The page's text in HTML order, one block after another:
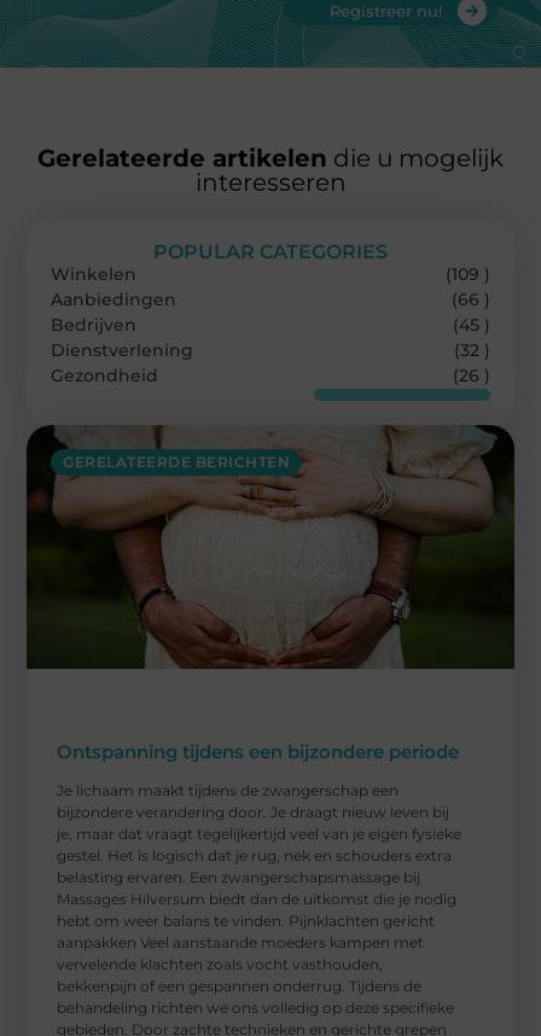
Registreer nu!
Gerelateerde artikelen die u mogelijk
interesseren
GERELATEERDE BERICHTEN
Ontspanning tijdens een bijzondere periode
Je lichaam maakt tijdens de zwangerschap een
bijzondere verandering door. Je draagt nieuw leven bij
je, maar dat vraagt tegelijkertijd veel van je eigen fysieke
gestel. Het is logisch dat je rug, nek en schouders extra
belasting ervaren. Een zwangerschapsmassage bij
Massages Hilversum biedt dan de uitkomst die je nodig
hebt om weer balans te vinden. Pijnklachten gericht
aanpakken Veel aanstaande moeders kampen met
vervelende klachten zoals vocht vasthouden,
bekkenpijn of een gespannen onderrug. Tijdens de
behandeling richten we ons volledig op deze specifieke
gebieden. Door zachte technieken en gerichte grepen
POPULAR CATEGORIES
Winkelen
(109 )
Aanbiedingen
(66 )
Bedrijven
(45 )
Dienstverlening
(32 )
Gezondheid
(26 )